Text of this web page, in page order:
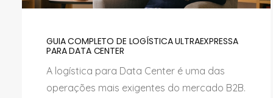
GUIA COMPLETO DE LOGÍSTICA ULTRAEXPRESSA
PARA DATA CENTER
A logística para Data Center é uma das
operações mais exigentes do mercado B2B.